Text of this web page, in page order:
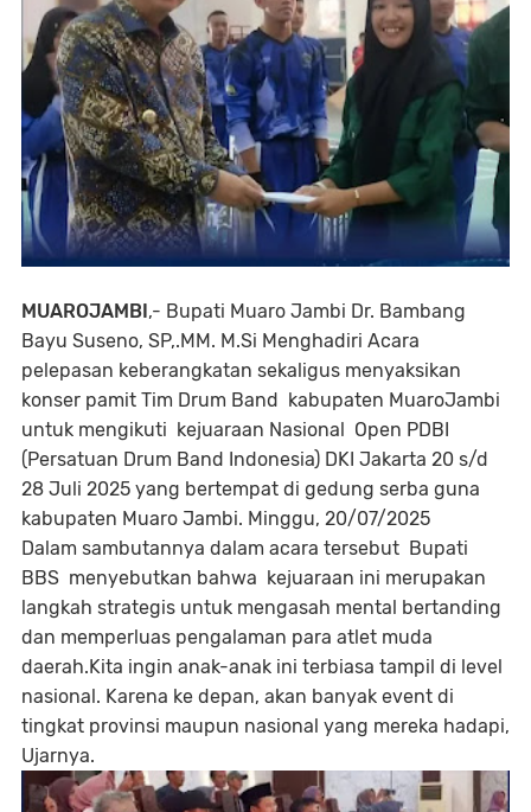
MUAROJAMBI,- Bupati Muaro Jambi Dr. Bambang
Bayu Suseno, SP,.MM. M.Si Menghadiri Acara
pelepasan keberangkatan sekaligus menyaksikan
konser pamit Tim Drum Band kabupaten MuaroJambi
untuk mengikuti kejuaraan Nasional Open PDBI
(Persatuan Drum Band Indonesia) DKI Jakarta 20 s/d
28 Juli 2025 yang bertempat di gedung serba guna
kabupaten Muaro Jambi. Minggu, 20/07/2025
Dalam sambutannya dalam acara tersebut Bupati
BBS menyebutkan bahwa kejuaraan ini merupakan
langkah strategis untuk mengasah mental bertanding
dan memperluas pengalaman para atlet muda
daerah.Kita ingin anak-anak ini terbiasa tampil di level
nasional. Karena ke depan, akan banyak event di
tingkat provinsi maupun nasional yang mereka hadapi,
Ujarnya.